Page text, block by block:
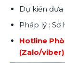
Dự kiến
Pháp lý : Sở
Hotline
(Zalo/viber)